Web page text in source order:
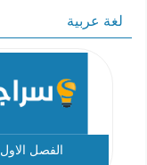
لغة عربية
الفصل الاول